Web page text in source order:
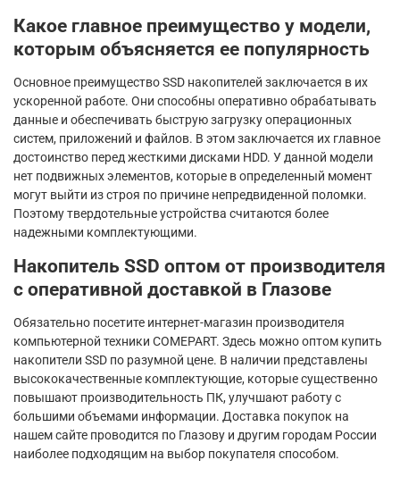
Какое главное преимущество у модели,
которым объясняется ее популярность
Основное преимущество SSD накопителей заключается в их
ускоренной работе. Они способны оперативно обрабатывать
данные и обеспечивать быструю загрузку операционных
систем, приложений и файлов. В этом заключается их главное
достоинство перед жесткими дисками HDD. У данной модели
нет подвижных элементов, которые в определенный момент
могут выйти из строя по причине непредвиденной поломки.
Поэтому твердотельные устройства считаются более
надежными комплектующими.
Накопитель SSD оптом от производителя
с оперативной доставкой в Глазове
Обязательно посетите интернет-магазин производителя
компьютерной техники COMEPART. Здесь можно оптом купить
накопители SSD по разумной цене. В наличии представлены
высококачественные комплектующие, которые существенно
повышают производительность ПК, улучшают работу с
большими объемами информации. Доставка покупок на
нашем сайте проводится по Глазову и другим городам России
наиболее подходящим на выбор покупателя способом.